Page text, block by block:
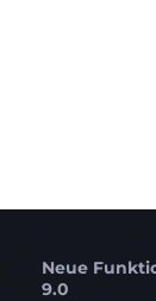
Neue
9.0